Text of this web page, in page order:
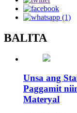
BALITA
Unsa ang
Paggamit
Materyal